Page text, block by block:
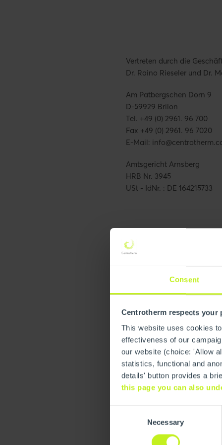
Consent
Centrotherm respects your
This website uses cookies
effectiveness of our
our website (choice: 'Allow
statistics, functional and
details' button provides a
this page you can also
Necessary
Vertreten durch die
Dr. Raino Rieseler und Dr.
Am Patbergschen Dorn 9
D-59929 Brilon
Tel. +49 (0) 2961. 96 700
Fax +49 (0) 2961. 96 7020
E-Mail:
Amtsgericht Arnsberg
HRB Nr. 3945
USt - IdNr. : DE 164215733
werden. Die
bereitgestellten
Die CENTROTHERM
diese Links gilt:
Die CENTROTHERM